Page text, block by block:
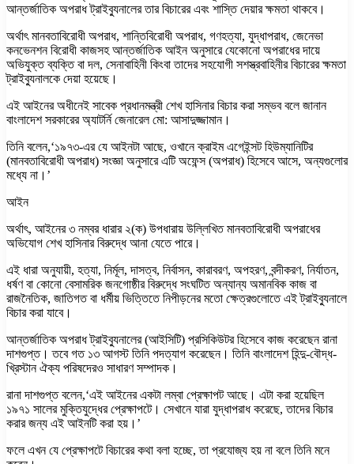
আন্তর্জাতিক অপরাধ ট্রাইব্যুনালের তার বিচারের এবং শাস্তি দেয়ার ক্ষমতা থাকবে।
অর্থাৎ মানবতাবিরোধী অপরাধ, শান্তিবিরোধী অপরাধ, গণহত্যা, যুদ্ধাপরাধ, জেনেভা
কনভেনশন বিরোধী কাজসহ আন্তর্জাতিক আইন অনুসারে যেকোনো অপরাধের দায়ে
অভিযুক্ত ব্যক্তি বা দল, সেনাবাহিনী কিংবা তাদের সহযোগী সশস্ত্রবাহিনীর বিচারের ক্ষমতা
ট্রাইব্যুনালকে দেয়া হয়েছে।
এই আইনের অধীনেই সাবেক প্রধানমন্ত্রী শেখ হাসিনার বিচার করা সম্ভব বলে জানান
বাংলাদেশ সরকারের অ্যাটর্নি জেনারেল মো: আসাদুজ্জামান।
তিনি বলেন,‘১৯৭৩-এর যে আইনটা আছে, ওখানে ক্রাইম এগেইন্সট হিউম্যানিটির
(মানবতাবিরোধী অপরাধ) সংজ্ঞা অনুসারে এটি অফেন্স (অপরাধ) হিসেবে আসে, অন্যগুলোর
মধ্যে না।’
আইন
অর্থাৎ, আইনের ৩ নম্বর ধারার ২(ক) উপধারায় উল্লিখিত মানবতাবিরোধী অপরাধের
অভিযোগ শেখ হাসিনার বিরুদ্ধে আনা যেতে পারে।
এই ধারা অনুযায়ী, হত্যা, নির্মূল, দাসত্ব, নির্বাসন, কারাবরণ, অপহরণ, বন্দীকরণ, নির্যাতন,
ধর্ষণ বা কোনো বেসামরিক জনগোষ্ঠীর বিরুদ্ধে সংঘটিত অন্যান্য অমানবিক কাজ বা
রাজনৈতিক, জাতিগত বা ধর্মীয় ভিত্তিতে নিপীড়নের মতো ক্ষেত্রগুলোতে এই ট্রাইব্যুনালে
বিচার করা যাবে।
আন্তর্জাতিক অপরাধ ট্রাইব্যুনালের (আইসিটি) প্রসিকিউটর হিসেবে কাজ করেছেন রানা
দাশগুপ্ত। তবে গত ১৩ আগস্ট তিনি পদত্যাগ করেছেন। তিনি বাংলাদেশ হিন্দু-বৌদ্ধ-
খ্রিস্টান ঐক্য পরিষদেরও সাধারণ সম্পাদক।
রানা দাশগুপ্ত বলেন,‘এই আইনের একটা লম্বা প্রেক্ষাপট আছে। এটা করা হয়েছিল
১৯৭১ সালের মুক্তিযুদ্ধের প্রেক্ষাপটে। সেখানে যারা যুদ্ধাপরাধ করেছে, তাদের বিচার
করার জন্য এই আইনটি করা হয়।’
ফলে এখন যে প্রেক্ষাপটে বিচারের কথা বলা হচ্ছে, তা প্রযোজ্য হয় না বলে তিনি মনে